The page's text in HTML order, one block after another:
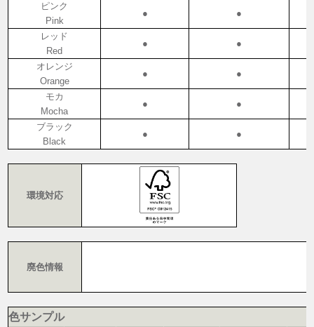
ピンク
Pink
● ●
レッド
Red
● ●
オレンジ
Orange
● ●
モカ
Mocha
● ●
ブラック
Black
● ●
環境対応
廃色情報
色サンプル